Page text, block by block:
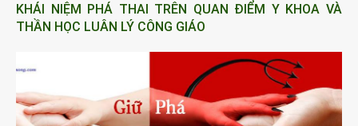
KHÁI NIỆM PHÁ THAI TRÊN QUAN ĐIỂM Y KHOA VÀ
THẦN HỌC LUÂN LÝ CÔNG GIÁO